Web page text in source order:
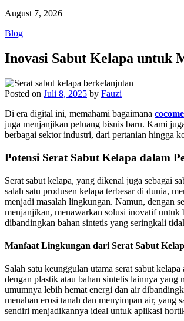
August 7, 2026
Blog
Inovasi Sabut Kelapa untuk
Posted on Juli 8, 2025 by Fauzi
Di era digital ini, memahami bagaimana
juga menjanjikan peluang bisnis baru. Kami
berbagai sektor industri, dari pertanian hingga
Potensi Serat Sabut Kelapa dalam
Serat sabut kelapa, yang dikenal juga sebagai
salah satu produsen kelapa terbesar di dunia,
menjadi masalah lingkungan. Namun, dengan
menjanjikan, menawarkan solusi inovatif untuk
dibandingkan bahan sintetis yang seringkali
Manfaat Lingkungan dari Serat Sabut
Salah satu keunggulan utama serat sabut
dengan plastik atau bahan sintetis lainnya
umumnya lebih hemat energi dan air
menahan erosi tanah dan menyimpan air, yang
sendiri menjadikannya ideal untuk aplikasi